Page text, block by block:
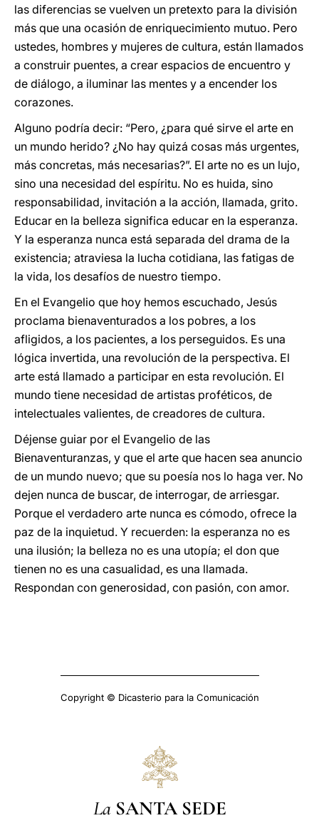
las diferencias se vuelven un pretexto para la división
más que una ocasión de enriquecimiento mutuo. Pero
ustedes, hombres y mujeres de cultura, están llamados
a construir puentes, a crear espacios de encuentro y
de diálogo, a iluminar las mentes y a encender los
corazones.
Alguno podría decir: “Pero, ¿para qué sirve el arte en
un mundo herido? ¿No hay quizá cosas más urgentes,
más concretas, más necesarias?”. El arte no es un lujo,
sino una necesidad del espíritu. No es huida, sino
responsabilidad, invitación a la acción, llamada, grito.
Educar en la belleza significa educar en la esperanza.
Y la esperanza nunca está separada del drama de la
existencia; atraviesa la lucha cotidiana, las fatigas de
la vida, los desafíos de nuestro tiempo.
En el Evangelio que hoy hemos escuchado, Jesús
proclama bienaventurados a los pobres, a los
afligidos, a los pacientes, a los perseguidos. Es una
lógica invertida, una revolución de la perspectiva. El
arte está llamado a participar en esta revolución. El
mundo tiene necesidad de artistas proféticos, de
intelectuales valientes, de creadores de cultura.
Déjense guiar por el Evangelio de las
Bienaventuranzas, y que el arte que hacen sea anuncio
de un mundo nuevo; que su poesía nos lo haga ver. No
dejen nunca de buscar, de interrogar, de arriesgar.
Porque el verdadero arte nunca es cómodo, ofrece la
paz de la inquietud. Y recuerden: la esperanza no es
una ilusión; la belleza no es una utopía; el don que
tienen no es una casualidad, es una llamada.
Respondan con generosidad, con pasión, con amor.
Copyright © Dicasterio para la Comunicación
La SANTA SEDE